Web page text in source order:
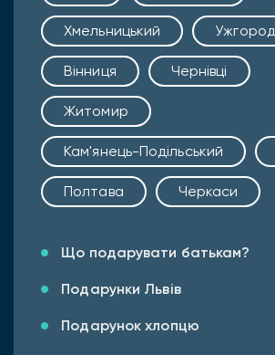
Хмельницький Ужгород
Вінниця Чернівці
Житомир
Кам'янець-Подільський
Полтава Черкаси
Що подарувати батькам?
Подарунки Львів
Подарунок хлопцю